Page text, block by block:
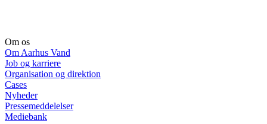
Om os
Om Aarhus Vand
Job og karriere
Organisation og direktion
Cases
Nyheder
Pressemeddelelser
Mediebank